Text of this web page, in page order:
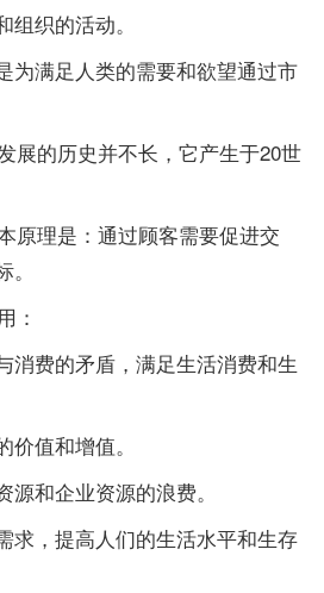
织的活动。
满足人类的需要和欲望通过市
的历史并不长，它产生于20世
理是：通过顾客需要促进交
：
费的矛盾，满足生活消费和生
值和增值。
和企业资源的浪费。
，提高人们的生活水平和生存